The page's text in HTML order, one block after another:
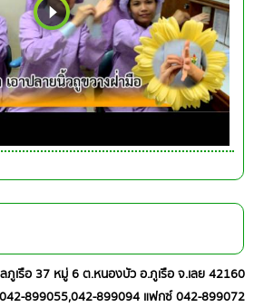
ภูเรือ 37 หมู่ 6 ต.หนองบัว อ.ภูเรือ จ.เลย 42160
899055,042-899094 แฟกซ์ 042-899072